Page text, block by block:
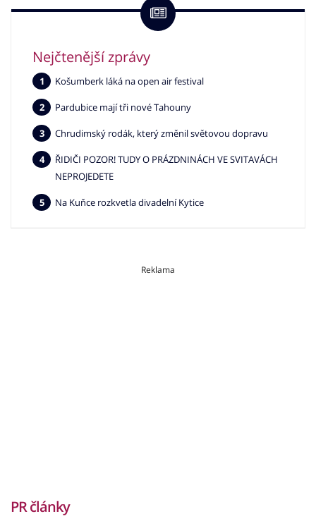
Nejčtenější zprávy
Košumberk láká na open air festival
Pardubice mají tři nové Tahouny
Chrudimský rodák, který změnil světovou dopravu
ŘIDIČI POZOR! TUDY O PRÁZDNINÁCH VE SVITAVÁCH
NEPROJEDETE
Na Kuňce rozkvetla divadelní Kytice
Reklama
PR články